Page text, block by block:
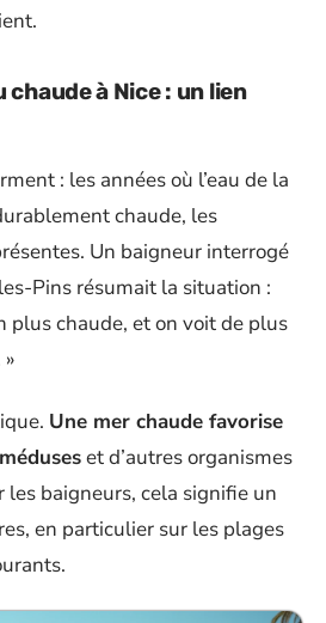
chaude à Nice : un lien
: les années où l’eau de la
chaude, les
Un baigneur interrogé
Pins résumait la situation :
plus chaude, et on voit de plus
Une mer chaude favorise
et d’autres organismes
les baigneurs, cela signifie un
en particulier sur les plages